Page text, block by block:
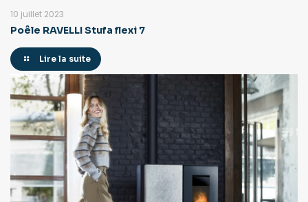
10 juillet 2023
Poêle RAVELLI Stufa flexi 7
Lire la suite